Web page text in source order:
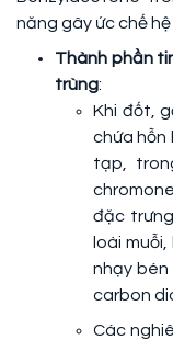
năng gây ức chế
Thành phần
trùng:
Khi đốt,
chứa hỗn
tạp,
đặc
loài
nhạy bén
carbon
Các